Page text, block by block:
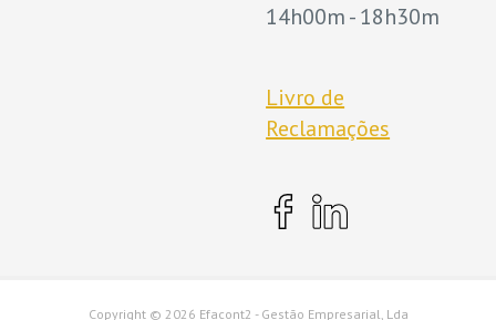
14h00m - 18h30m
Livro de
Reclamações
Copyright © 2026 Efacont2 - Gestão Empresarial, Lda